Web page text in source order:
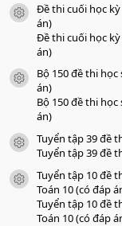
icon tài liệu
Đề thi cuối học kỳ
án)
Đề thi cuối học kỳ
án)
icon tài liệu
Bộ 150 đề thi
án)
Bộ 150 đề thi
án)
icon tài liệu
Tuyển tập 39 đề
Tuyển tập 39 đề
icon tài liệu
Tuyển tập 10 đề
Toán 10 (có đáp
Tuyển tập 10 đề
Toán 10 (có đáp